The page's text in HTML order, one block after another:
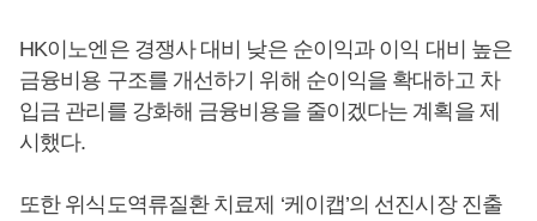
HK이노엔은 경쟁사 대비 낮은 순이익과 이익 대비 높은
금융비용 구조를 개선하기 위해 순이익을 확대하고 차
입금 관리를 강화해 금융비용을 줄이겠다는 계획을 제
시했다.
또한 위식도역류질환 치료제 ‘케이캡’의 선진시장 진출